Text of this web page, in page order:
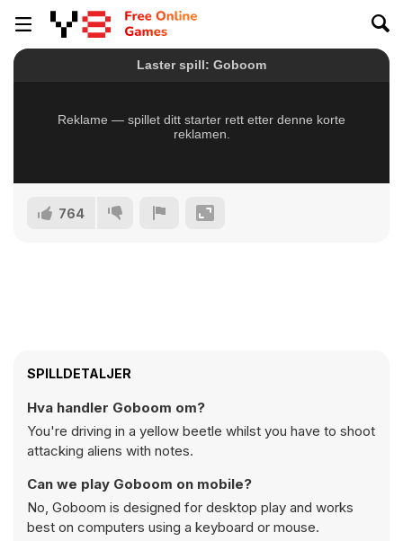
764
SPILLDETALJER
Hva handler Goboom om?
You're driving in a yellow beetle whilst you have to shoot
attacking aliens with notes.
Can we play Goboom on mobile?
No, Goboom is designed for desktop play and works
best on computers using a keyboard or mouse.